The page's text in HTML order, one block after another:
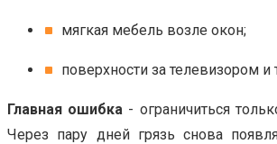
мягкая мебель возле окон;
поверхности за телевизором и
Главная ошибка - ограничиться
Через пару дней грязь снова